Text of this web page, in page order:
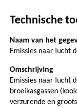
Technische
Naam van het
Emissies naar lucht
Omschrijving
Emissies naar lucht
broeikasgassen
verzurende en